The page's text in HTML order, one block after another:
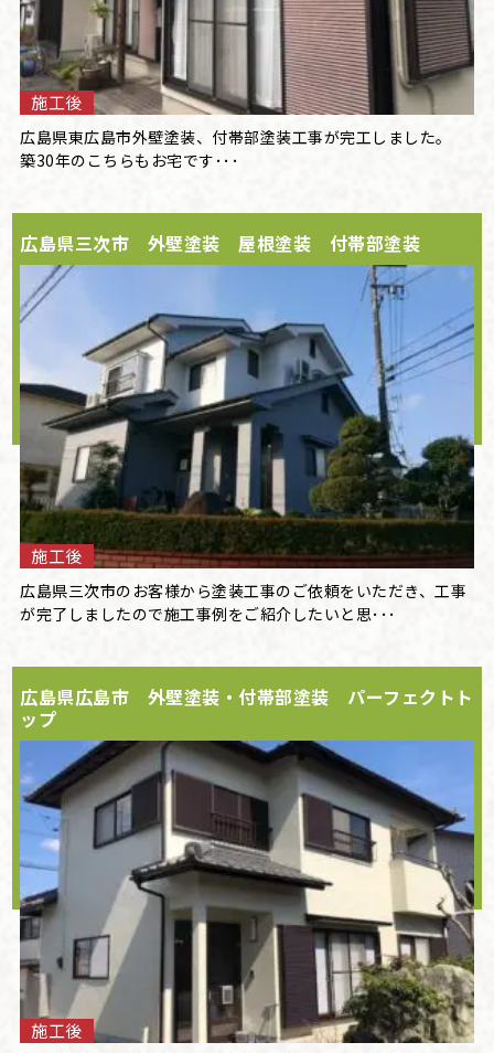
施工後
広島県東広島市外壁塗装、付帯部塗装工事が完工しました。
築30年のこちらもお宅です･･･
広島県三次市 外壁塗装 屋根塗装 付帯部塗装
施工後
広島県三次市のお客様から塗装工事のご依頼をいただき、工事
が完了しましたので施工事例をご紹介したいと思･･･
広島県広島市 外壁塗装・付帯部塗装 パーフェクトト
ップ
施工後